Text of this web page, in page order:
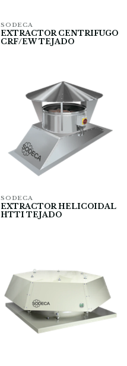
SODECA
EXTRACTOR CENTRIFUGO
CRF/EW TEJADO
SODECA
EXTRACTOR HELICOIDAL
HTTI TEJADO